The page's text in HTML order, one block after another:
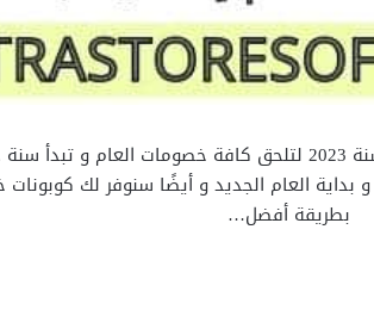
يمكنك الآن التعرف على المزيد من الخصومات و أقوى عروض نهاية السنة
بداية العام الجديد و أيضًا سنوفر لك
بطريقة أفضل…